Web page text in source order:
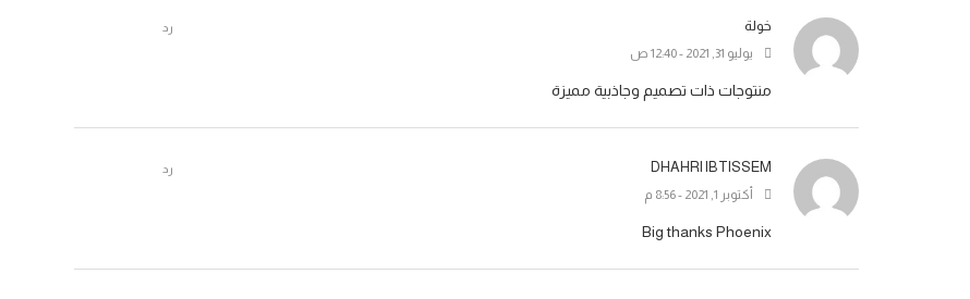
خولة
يوليو 31, 2021 - 12:40 ص
منتوجات ذات تصميم وجاذبية مميزة
رد
DHAHRI IBTISSEM
أكتوبر 1, 2021 - 8:56 م
Big thanks Phoenix
رد